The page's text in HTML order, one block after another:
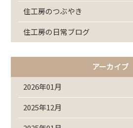
住工房のつぶやき
住工房の日常ブログ
アーカイブ
2026年01月
2025年12月